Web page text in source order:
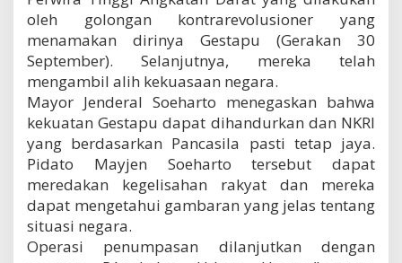
oleh golongan kontrarevolusioner yang
menamakan dirinya Gestapu (Gerakan 30
September). Selanjutnya, mereka telah
mengambil alih kekuasaan negara.
Mayor Jenderal Soeharto menegaskan bahwa
kekuatan Gestapu dapat dihandurkan dan NKRI
yang berdasarkan Pancasila pasti tetap jaya.
Pidato Mayjen Soeharto tersebut dapat
meredakan kegelisahan rakyat dan mereka
dapat mengetahui gambaran yang jelas tentang
situasi negara.
Operasi penumpasan dilanjutkan dengan